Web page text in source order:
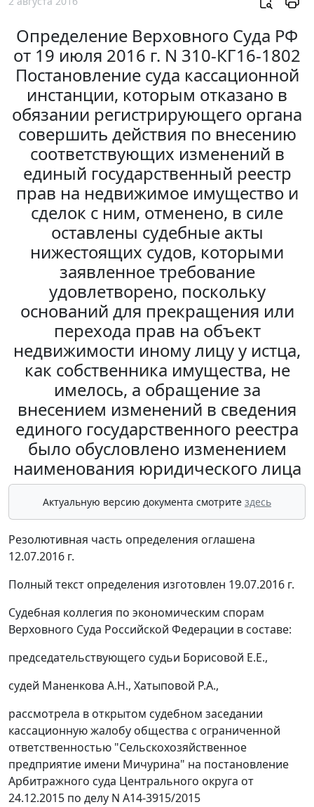
Определение Верховного Суда РФ
от 19 июля 2016 г. N 310-КГ16-1802
Постановление суда кассационной
инстанции, которым отказано в
обязании регистрирующего органа
совершить действия по внесению
соответствующих изменений в
единый государственный реестр
прав на недвижимое имущество и
сделок с ним, отменено, в силе
оставлены судебные акты
нижестоящих судов, которыми
заявленное требование
удовлетворено, поскольку
оснований для прекращения или
перехода прав на объект
недвижимости иному лицу у истца,
как собственника имущества, не
имелось, а обращение за
внесением изменений в сведения
единого государственного реестра
было обусловлено изменением
наименования юридического лица
Актуальную версию документа смотрите здесь
Резолютивная часть определения оглашена
12.07.2016 г.
Полный текст определения изготовлен 19.07.2016 г.
Судебная коллегия по экономическим спорам
Верховного Суда Российской Федерации в составе:
председательствующего судьи Борисовой Е.Е.,
судей Маненкова А.Н., Хатыповой Р.А.,
рассмотрела в открытом судебном заседании
кассационную жалобу общества с ограниченной
ответственностью "Сельскохозяйственное
предприятие имени Мичурина" на постановление
Арбитражного суда Центрального округа от
24.12.2015 по делу N А14-3915/2015